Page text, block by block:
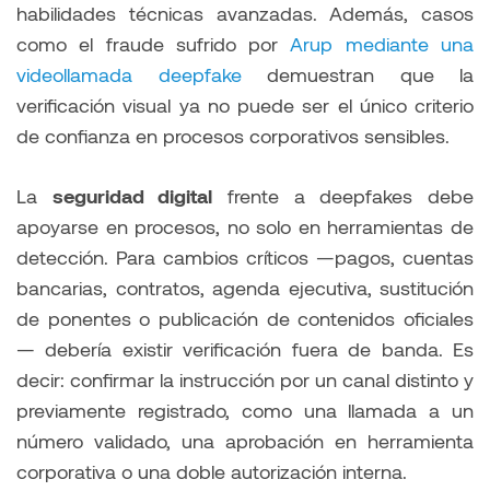
habilidades técnicas avanzadas. Además, casos
como el fraude sufrido por Arup mediante una
videollamada deepfakedemuestran que la
verificación visual ya no puede ser el único criterio
de confianza en procesos corporativos sensibles.
La seguridad digital frente a deepfakes debe
apoyarse en procesos, no solo en herramientas de
detección. Para cambios críticos —pagos, cuentas
bancarias, contratos, agenda ejecutiva, sustitución
de ponentes o publicación de contenidos oficiales
— debería existir verificación fuera de banda. Es
decir: confirmar la instrucción por un canal distinto y
previamente registrado, como una llamada a un
número validado, una aprobación en herramienta
corporativa o una doble autorización interna.